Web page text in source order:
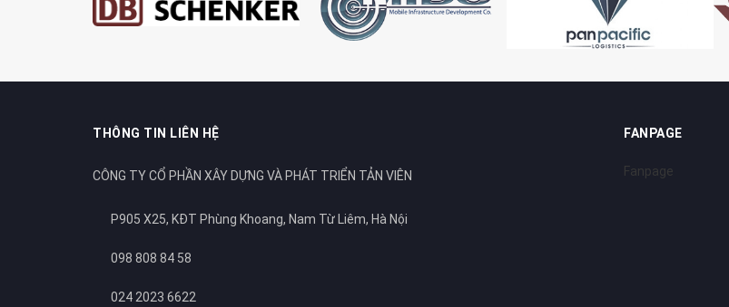
THÔNG TIN LIÊN HỆ
CÔNG TY CỔ PHẦN XÂY DỰNG VÀ PHÁT TRIỂN TẢN VIÊN
P905 X25, KĐT Phùng Khoang, Nam Từ Liêm, Hà Nội
098 808 84 58
024 2023 6622
FANPAGE
Fanpage